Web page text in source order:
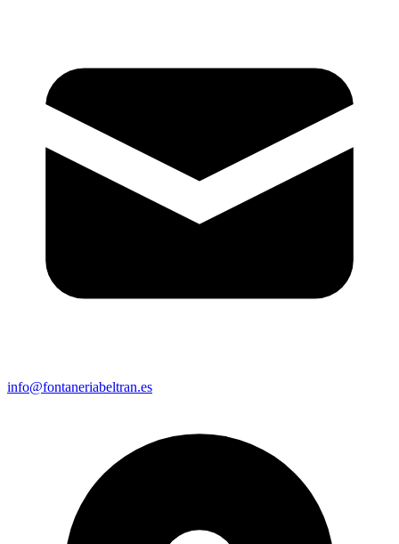
info@fontaneriabeltran.es